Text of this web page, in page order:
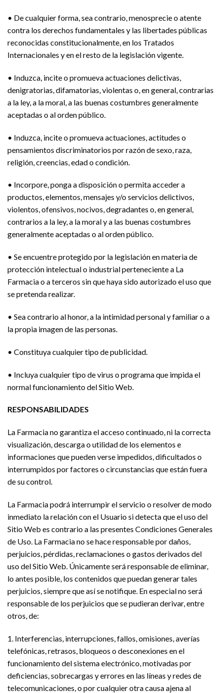
• De cualquier forma, sea contrario, menosprecie o atente
contra los derechos fundamentales y las libertades públicas
reconocidas constitucionalmente, en los Tratados
Internacionales y en el resto de la legislación vigente.
• Induzca, incite o promueva actuaciones delictivas,
denigratorias, difamatorias, violentas o, en general, contrarias
a la ley, a la moral, a las buenas costumbres generalmente
aceptadas o al orden público.
• Induzca, incite o promueva actuaciones, actitudes o
pensamientos discriminatorios por razón de sexo, raza,
religión, creencias, edad o condición.
• Incorpore, ponga a disposición o permita acceder a
productos, elementos, mensajes y/o servicios delictivos,
violentos, ofensivos, nocivos, degradantes o, en general,
contrarios a la ley, a la moral y a las buenas costumbres
generalmente aceptadas o al orden público.
• Se encuentre protegido por la legislación en materia de
protección intelectual o industrial perteneciente a La
Farmacia o a terceros sin que haya sido autorizado el uso que
se pretenda realizar.
• Sea contrario al honor, a la intimidad personal y familiar o a
la propia imagen de las personas.
• Constituya cualquier tipo de publicidad.
• Incluya cualquier tipo de virus o programa que impida el
normal funcionamiento del Sitio Web.
RESPONSABILIDADES
La Farmacia no garantiza el acceso continuado, ni la correcta
visualización, descarga o utilidad de los elementos e
informaciones que pueden verse impedidos, dificultados o
interrumpidos por factores o circunstancias que están fuera
de su control.
La Farmacia podrá interrumpir el servicio o resolver de modo
inmediato la relación con el Usuario si detecta que el uso del
Sitio Web es contrario a las presentes Condiciones Generales
de Uso. La Farmacia no se hace responsable por daños,
perjuicios, pérdidas, reclamaciones o gastos derivados del
uso del Sitio Web. Únicamente será responsable de eliminar,
lo antes posible, los contenidos que puedan generar tales
perjuicios, siempre que así se notifique. En especial no será
responsable de los perjuicios que se pudieran derivar, entre
otros, de:
1. Interferencias, interrupciones, fallos, omisiones, averías
telefónicas, retrasos, bloqueos o desconexiones en el
funcionamiento del sistema electrónico, motivadas por
deficiencias, sobrecargas y errores en las líneas y redes de
telecomunicaciones, o por cualquier otra causa ajena al